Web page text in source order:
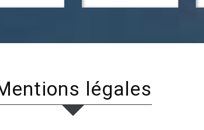
mentions légales